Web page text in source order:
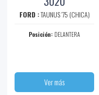
FORD :TAUNUS '75 (CHICA)
Posición: DELANTERA
Ver más